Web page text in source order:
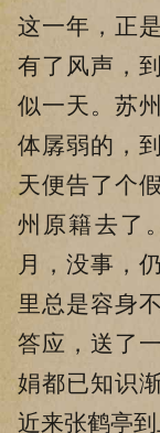
这一年，正
有了风声，
似一天。苏
体孱弱的，
天便告了个
州原籍去了
月，没事，
里总是容身
答应，送了
娟都已知识
近来张鹤亭